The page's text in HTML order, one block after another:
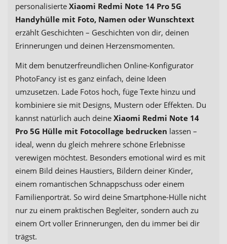
personalisierte Xiaomi Redmi Note 14 Pro 5G
Handyhülle mit Foto, Namen oder Wunschtext
erzählt Geschichten – Geschichten von dir, deinen
Erinnerungen und deinen Herzensmomenten.
Mit dem benutzerfreundlichen Online-Konfigurator
PhotoFancy ist es ganz einfach, deine Ideen
umzusetzen. Lade Fotos hoch, füge Texte hinzu und
kombiniere sie mit Designs, Mustern oder Effekten. Du
kannst natürlich auch deine Xiaomi Redmi Note 14
Pro 5G Hülle mit Fotocollage bedrucken lassen –
ideal, wenn du gleich mehrere schöne Erlebnisse
verewigen möchtest. Besonders emotional wird es mit
einem Bild deines Haustiers, Bildern deiner Kinder,
einem romantischen Schnappschuss oder einem
Familienporträt. So wird deine Smartphone-Hülle nicht
nur zu einem praktischen Begleiter, sondern auch zu
einem Ort voller Erinnerungen, den du immer bei dir
trägst.